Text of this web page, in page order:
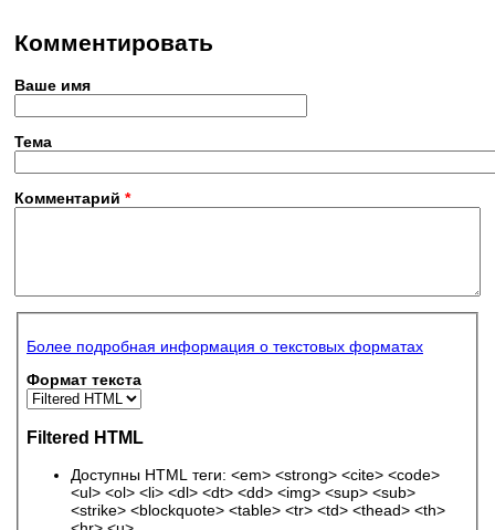
Комментировать
Ваше имя
Тема
Комментарий *
Более подробная информация о текстовых форматах
Формат текста
Filtered HTML
Доступны HTML теги: <em> <strong> <cite> <code>
<ul> <ol> <li> <dl> <dt> <dd> <img> <sup> <sub>
<strike> <blockquote> <table> <tr> <td> <thead> <th>